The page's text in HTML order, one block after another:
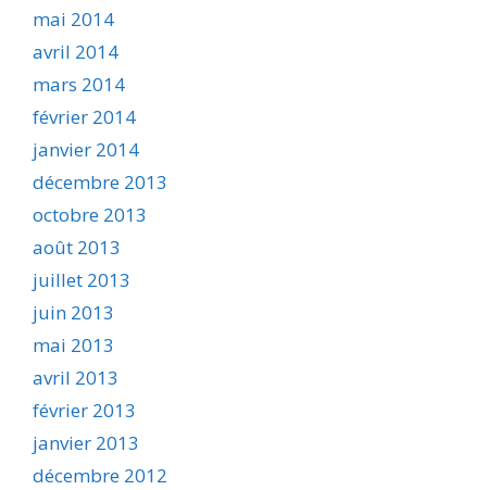
mai 2014
avril 2014
mars 2014
février 2014
janvier 2014
décembre 2013
octobre 2013
août 2013
juillet 2013
juin 2013
mai 2013
avril 2013
février 2013
janvier 2013
décembre 2012